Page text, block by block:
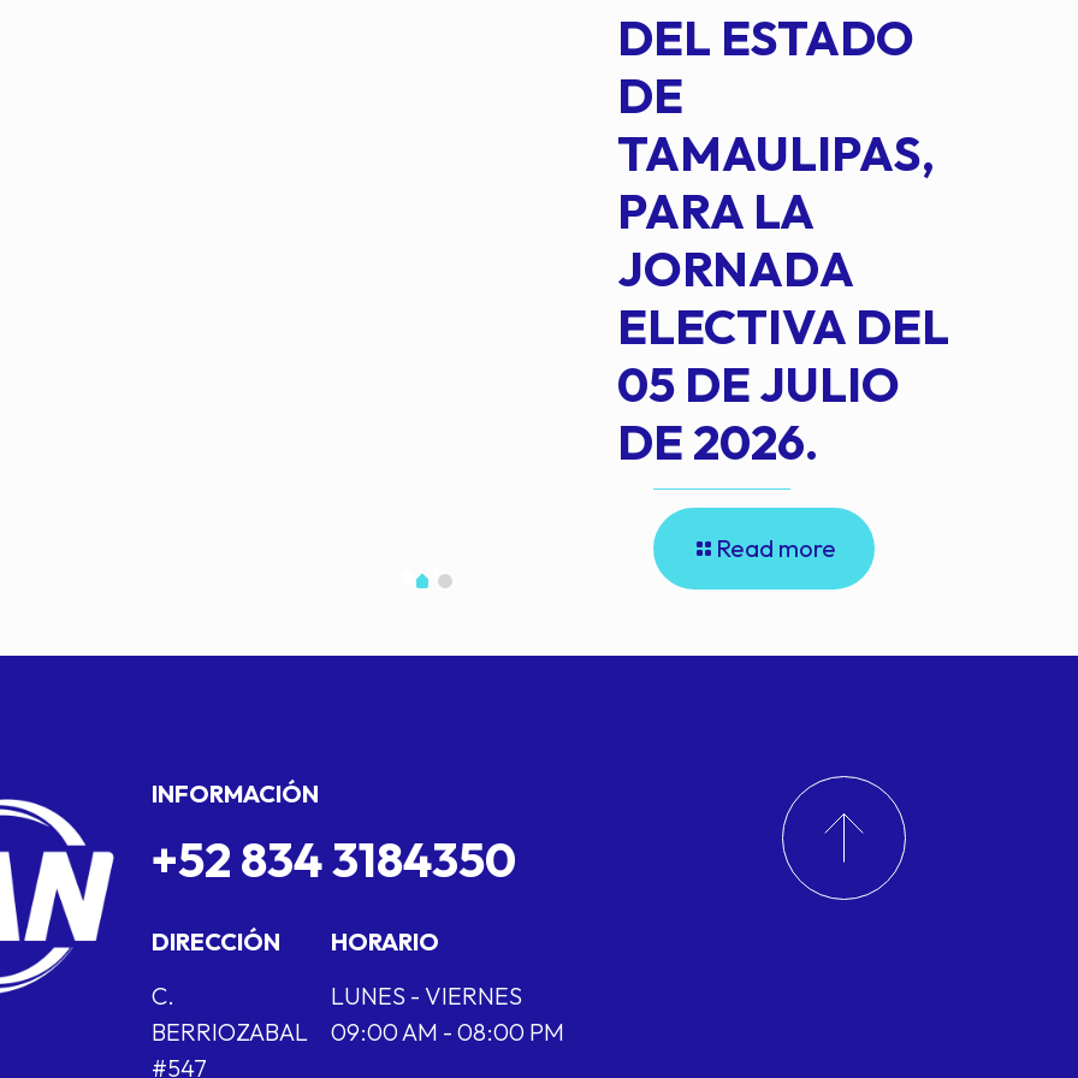
DEL ESTADO
DE
TAMAULIPAS,
PARA LA
JORNADA
ELECTIVA DEL
05 DE JULIO
DE 2026.
Read more
INFORMACIÓN
+52 834 3184350
DIRECCIÓN
C.
BERRIOZABAL
#547
HORARIO
LUNES - VIERNES
09:00 AM - 08:00 PM